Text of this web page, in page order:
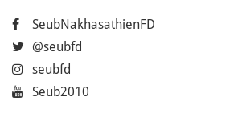
SeubNakhasathienFD
@seubfd
seubfd
Seub2010